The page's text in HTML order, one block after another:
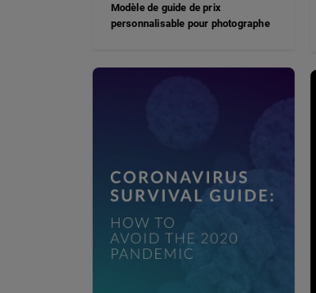
Modèle de guide de prix
personnalisable pour photographe